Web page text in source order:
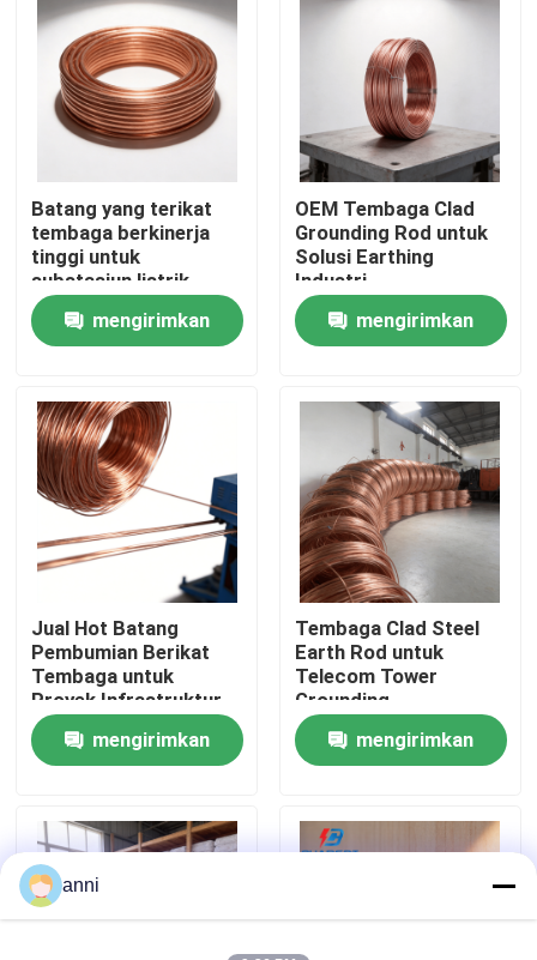
Rumah
Produk
Video
Tentang kita
Wisata pabrik
Kontrol kualitas
Hubungi kami
Semua Kasus
Batang yang terikat
tembaga berkinerja
tinggi untuk
substasiun listrik
mengirimkan
OEM Tembaga Clad
Grounding Rod untuk
Solusi Earthing
Industri
mengirimkan
Jual Hot Batang
Pembumian Berikat
Tembaga untuk
Proyek Infrastruktur
mengirimkan
Tembaga Clad Steel
Earth Rod untuk
Telecom Tower
Grounding
mengirimkan
anni